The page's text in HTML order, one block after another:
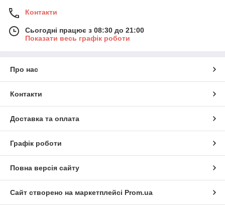
Контакти
Сьогодні працює з 08:30 до 21:00
Показати весь графік роботи
Про нас
Контакти
Доставка та оплата
Графік роботи
Повна версія сайту
Сайт створено на маркетплейсі Prom.ua